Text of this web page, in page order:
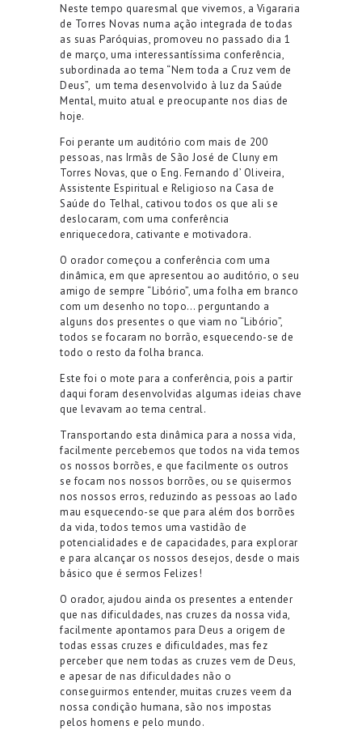
Neste tempo quaresmal que vivemos, a Vigararia
de Torres Novas numa ação integrada de todas
as suas Paróquias, promoveu no passado dia 1
de março, uma interessantíssima conferência,
subordinada ao tema “Nem toda a Cruz vem de
Deus”, um tema desenvolvido à luz da Saúde
Mental, muito atual e preocupante nos dias de
hoje.
Foi perante um auditório com mais de 200
pessoas, nas Irmãs de São José de Cluny em
Torres Novas, que o Eng. Fernando d’ Oliveira,
Assistente Espiritual e Religioso na Casa de
Saúde do Telhal, cativou todos os que ali se
deslocaram, com uma conferência
enriquecedora, cativante e motivadora.
O orador começou a conferência com uma
dinâmica, em que apresentou ao auditório, o seu
amigo de sempre “Libório”, uma folha em branco
com um desenho no topo… perguntando a
alguns dos presentes o que viam no “Libório”,
todos se focaram no borrão, esquecendo-se de
todo o resto da folha branca.
Este foi o mote para a conferência, pois a partir
daqui foram desenvolvidas algumas ideias chave
que levavam ao tema central.
Transportando esta dinâmica para a nossa vida,
facilmente percebemos que todos na vida temos
os nossos borrões, e que facilmente os outros
se focam nos nossos borrões, ou se quisermos
nos nossos erros, reduzindo as pessoas ao lado
mau esquecendo-se que para além dos borrões
da vida, todos temos uma vastidão de
potencialidades e de capacidades, para explorar
e para alcançar os nossos desejos, desde o mais
básico que é sermos Felizes!
O orador, ajudou ainda os presentes a entender
que nas dificuldades, nas cruzes da nossa vida,
facilmente apontamos para Deus a origem de
todas essas cruzes e dificuldades, mas fez
perceber que nem todas as cruzes vem de Deus,
e apesar de nas dificuldades não o
conseguirmos entender, muitas cruzes veem da
nossa condição humana, são nos impostas
pelos homens e pelo mundo.